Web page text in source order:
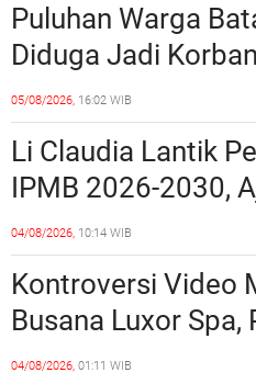
Perundang-
Puluhan Warga
Diduga Jadi Korban
Penipuan Kavling
Miliaran Rupiah,
Polda Kepri Jalan
Tempat?
05/08/2026, 16:02 WIB
Li Claudia Lantik
IPMB 2026-2030,
Perkuat Kerukunan
Sinergi dengan
Batam
04/08/2026, 10:14 WIB
Kontroversi Video
Busana Luxor Spa,
Barelang Usut
04/08/2026, 01:11 WIB